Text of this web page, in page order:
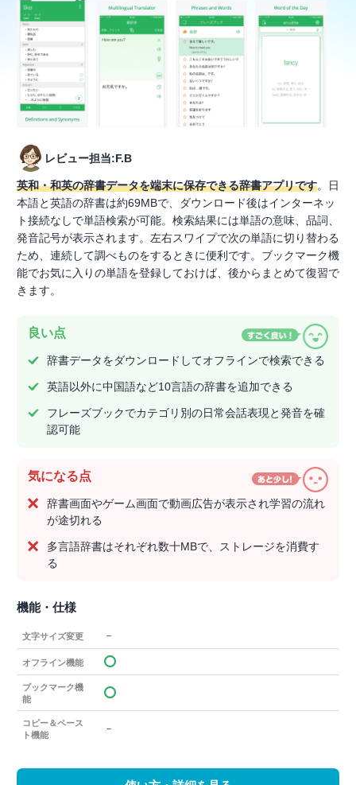
レビュー担当:F.B
英和・和英の辞書データを端末に保存できる辞書アプリです。日
本語と英語の辞書は約69MBで、ダウンロード後はインターネッ
ト接続なしで単語検索が可能。検索結果には単語の意味、品詞、
発音記号が表示されます。左右スワイプで次の単語に切り替わる
ため、連続して調べものをするときに便利です。ブックマーク機
能でお気に入りの単語を登録しておけば、後からまとめて復習で
きます。
良い点
辞書データをダウンロードしてオフラインで検索できる
英語以外に中国語など10言語の辞書を追加できる
フレーズブックでカテゴリ別の日常会話表現と発音を確
認可能
気になる点
辞書画面やゲーム画面で動画広告が表示され学習の流れ
が途切れる
多言語辞書はそれぞれ数十MBで、ストレージを消費す
る
機能・仕様
文字サイズ変更 －
オフライン機能
ブックマーク機
能
コピー＆ペース
ト機能
－